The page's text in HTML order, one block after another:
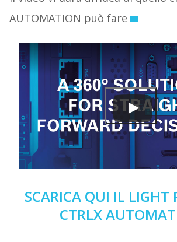
AUTOMATION può fare
SCARICA QUI IL LIGHT
CTRLX